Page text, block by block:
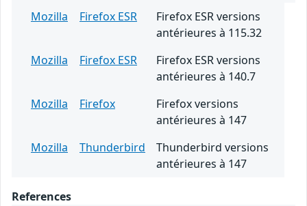
Mozilla Firefox ESR
Firefox ESR versions
antérieures à 115.32
Mozilla
Firefox ESR
Firefox ESR versions
antérieures à 140.7
Mozilla
Firefox
Firefox versions
antérieures à 147
Mozilla
Thunderbird
Thunderbird versions
antérieures à 147
References